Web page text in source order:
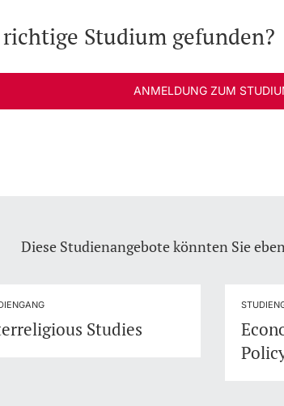
richtige Studium gefunden?
ANMELDUNG ZUM
Diese Studienangebote könnten Sie
Studies